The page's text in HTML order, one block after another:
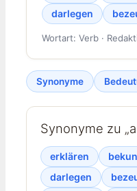
darlegen
Wortart: Verb ·
Synonyme
Synonyme zu
erklären
darlegen